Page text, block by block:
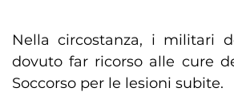
Nella circostanza, i militari
dovuto far ricorso alle cure
Soccorso per le lesioni subite.